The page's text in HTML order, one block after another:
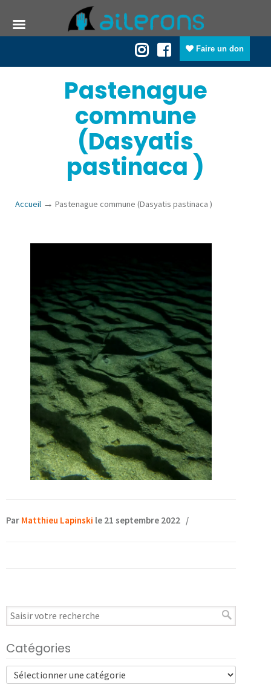
Faire un don
Pastenague
commune
(Dasyatis
pastinaca )
Accueil → Pastenague commune (Dasyatis pastinaca )
Par Matthieu Lapinski le 21 septembre 2022 /
Catégories